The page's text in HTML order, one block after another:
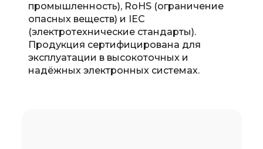
промышленность), RoHS (ограничение
опасных веществ) и IEC
(электротехнические стандарты).
Продукция сертифицирована для
эксплуатации в высокоточных и
надёжных электронных системах.